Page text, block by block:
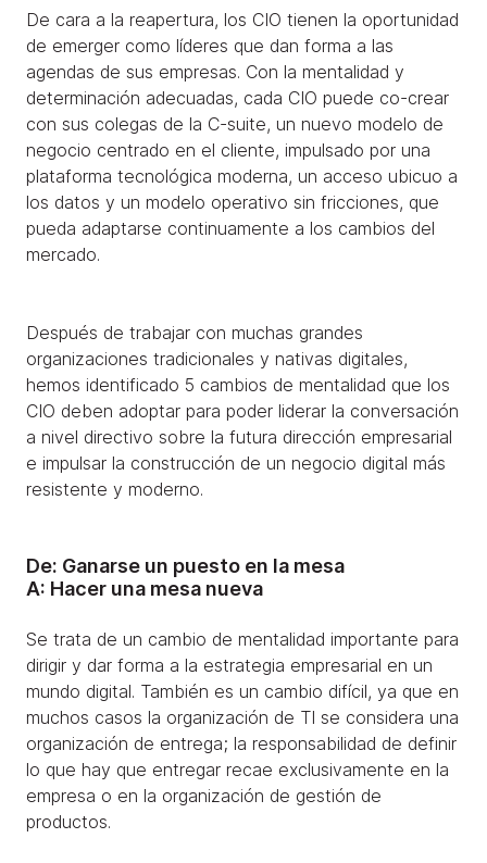
De cara a la reapertura, los CIO tienen la oportunidad
de emerger como líderes que dan forma a las
agendas de sus empresas. Con la mentalidad y
determinación adecuadas, cada CIO puede co-crear
con sus colegas de la C-suite, un nuevo modelo de
negocio centrado en el cliente, impulsado por una
plataforma tecnológica moderna, un acceso ubicuo a
los datos y un modelo operativo sin fricciones, que
pueda adaptarse continuamente a los cambios del
mercado.
Después de trabajar con muchas grandes
organizaciones tradicionales y nativas digitales,
hemos identificado 5 cambios de mentalidad que los
CIO deben adoptar para poder liderar la conversación
a nivel directivo sobre la futura dirección empresarial
e impulsar la construcción de un negocio digital más
resistente y moderno.
De: Ganarse un puesto en la mesa
A: Hacer una mesa nueva
Se trata de un cambio de mentalidad importante para
dirigir y dar forma a la estrategia empresarial en un
mundo digital. También es un cambio difícil, ya que en
muchos casos la organización de TI se considera una
organización de entrega; la responsabilidad de definir
lo que hay que entregar recae exclusivamente en la
empresa o en la organización de gestión de
productos.